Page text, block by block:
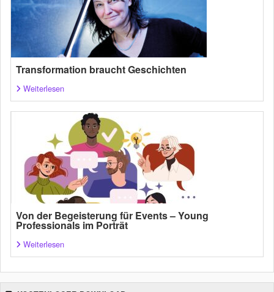
Transformation braucht Geschichten
Weiterlesen
Von der Begeisterung für Events – Young
Professionals im Porträt
Weiterlesen